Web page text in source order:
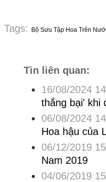
Tags: Bộ Sưu Tập Hoa Trên
Tin liên quan:
16/08/2024
thắng bại' khi
06/08/2024
Hoa hậu của
06/12/2019
Nam 2019
04/06/2019